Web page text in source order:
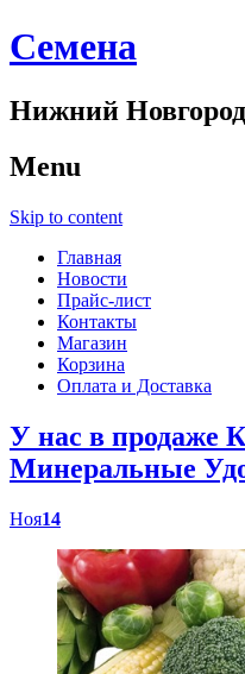
Cемена
Нижний Новгород
Menu
Skip to content
Главная
Новости
Прайс-лист
Контакты
Магазин
Корзина
Оплата и Доставка
У нас в продаже
Минеральные
Ноя14